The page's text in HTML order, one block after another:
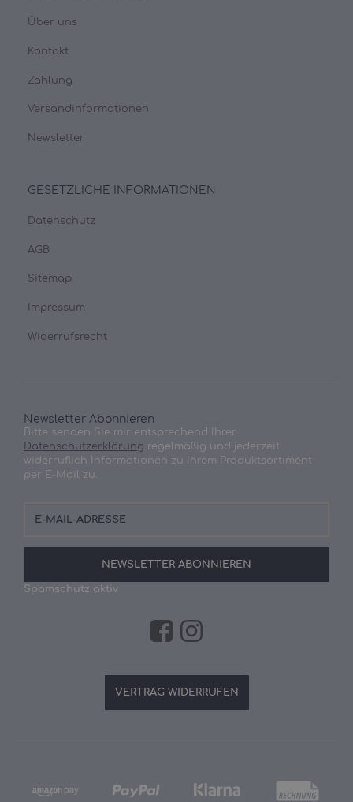
Über uns
Kontakt
Zahlung
Versandinformationen
Newsletter
GESETZLICHE INFORMATIONEN
Datenschutz
AGB
Sitemap
Impressum
Widerrufsrecht
Newsletter Abonnieren
Bitte senden Sie mir entsprechend Ihrer
Datenschutzerklärung regelmäßig und jederzeit
widerruflich Informationen zu Ihrem Produktsortiment
per E-Mail zu.
Mail-
NEWSLETTER ABONNIEREN
Spamschutz aktiv
VERTRAG WIDERRUFEN